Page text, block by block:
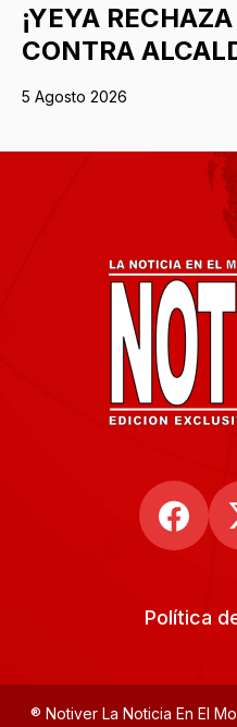
¡YEYA
CONTRA
5 Agosto 2026
Política
® Notiver La Noticia En El